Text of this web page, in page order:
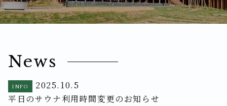
News
INFO
2025.10.5
平日のサウナ利用時間変更のお知らせ